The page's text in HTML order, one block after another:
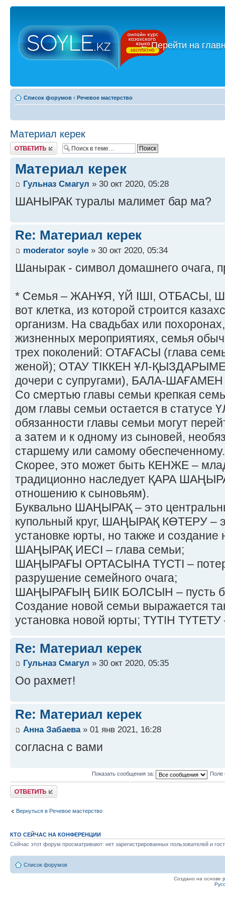
←Перейти на
Список форумов ‹ Речевое мастерство
Материал керек
Ответить
Материал керек
Гульназ Смагул » 30 окт 2020, 05:28
ШАНЫРАК туралы малимет бар ма?
Re: Материал керек
moderator soyle » 30 окт 2020, 05:34
Шанырак - символ домашнего очага,
* Семья – ЖАНҰЯ, ҮЙ ІШІ, ОТБАСЫ,
вот клетка, из которой строится
организм. На свадьбах или
жизненных мероприятиях, семья
трех поколений: ОТАҒАСЫ (глава
женой); ОТАУ ТІККЕН ҰЛ-
дочери с супругами), БАЛА-ШАҒАМЕН
Со смертью главы семьи крепкая
дом главы семьи остается в статусе
обязанности главы семьи могут
а затем и к одному из сыновей,
старшему или самому обеспеченному.
Скорее, это может быть КЕНЖЕ –
традиционно наследует ҚАРА
отношению к сыновьям).
Буквально ШАҢЫРАҚ – это
купольный круг, ШАҢЫРАҚ КӨТЕРУ –
установке юрты, но также и
ШАҢЫРАҚ ИЕСІ – глава семьи;
ШАҢЫРАҒЫ ОРТАСЫНА ТҮСТІ –
разрушение семейного очага;
ШАҢЫРАҒЫҢ БИІК БОЛСЫН – пусть
Создание новой семьи выражается
установка новой юрты; ТҮТІН ТҮТЕТУ
Re: Материал керек
Гульназ Смагул » 30 окт 2020, 05:35
Оо рахмет!
Re: Материал керек
Анна Забаева» 01 янв 2021, 16:28
согласна с вами
Показать сообщения за: Поле
Ответить
Вернуться в Речевое мастерство
КТО СЕЙЧАС НА КОНФЕРЕНЦИИ
Сейчас этот форум просматривают: нет зарегистрированных пользователей и
Список форумов
Создано на основе